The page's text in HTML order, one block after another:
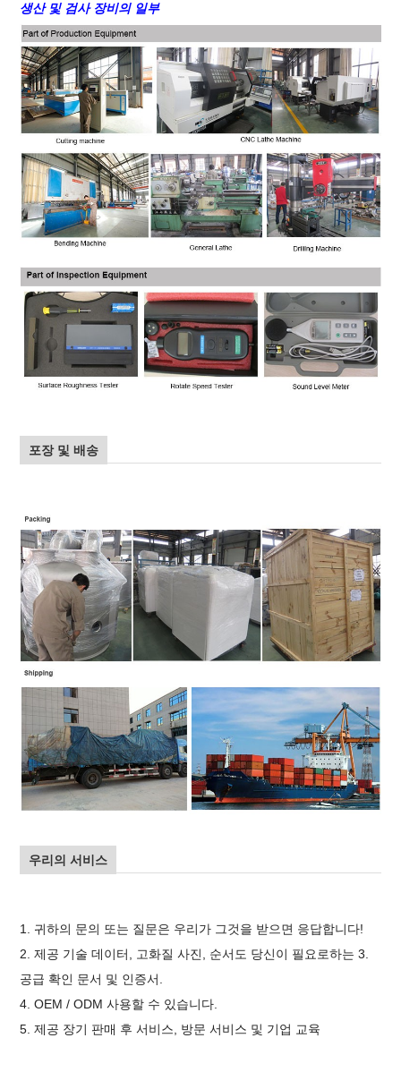
생산 및 검사 장비의 일부
포장 및 배송
우리의 서비스
1. 귀하의 문의 또는 질문은 우리가 그것을 받으면 응답합니다!
2. 제공 기술 데이터, 고화질 사진, 순서도 당신이 필요로하는 3.
공급 확인 문서 및 인증서.
4. OEM / ODM 사용할 수 있습니다.
5. 제공 장기 판매 후 서비스, 방문 서비스 및 기업 교육